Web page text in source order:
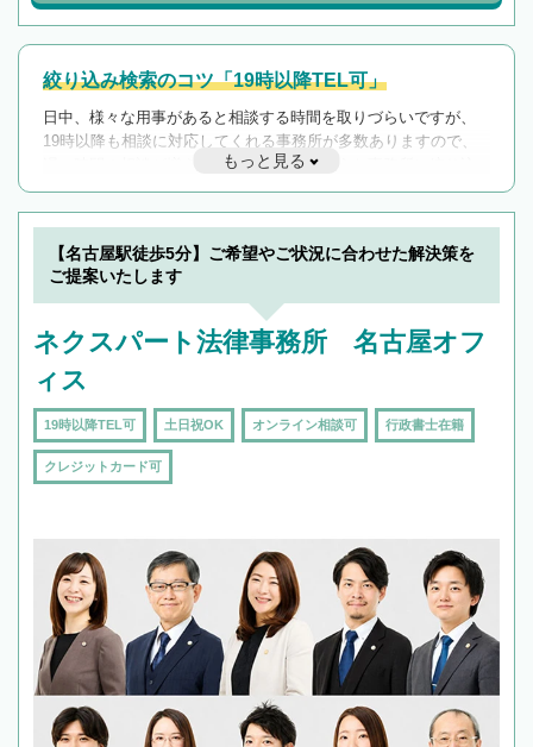
絞り込み検索のコツ「19時以降TEL可」
日中、様々な用事があると相談する時間を取りづらいですが、
19時以降も相談に対応してくれる事務所が多数ありますので、
遅い時間の相談が増えそうな場合はそのような事務所に絞り込
んで検索してみましょう。
19時以降TEL可の条件
を加えて再検索
もっと見る
【名古屋駅徒歩5分】ご希望やご状況に合わせた解決策を
ご提案いたします
ネクスパート法律事務所 名古屋オフ
ィス
19時以降TEL可 土日祝OK オンライン相談可 行政書士在籍
クレジットカード可